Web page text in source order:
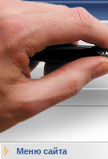
Меню сайта